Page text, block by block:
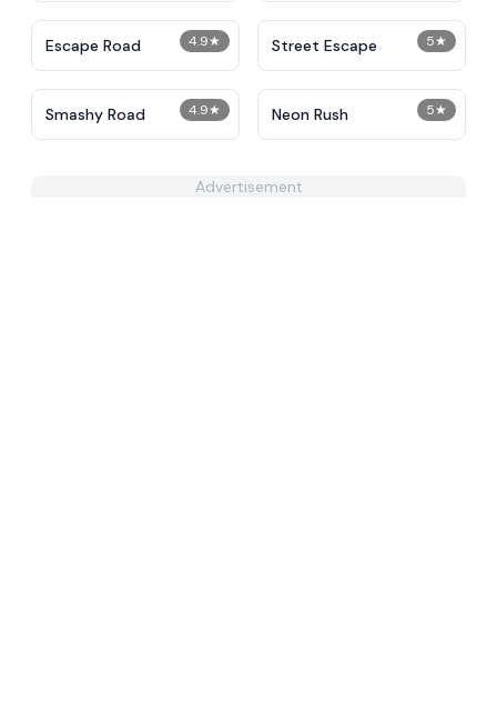
4.9★
Escape Road 5★
Street Escape
4.9★
Smashy Road 5★
Neon Rush
Advertisement